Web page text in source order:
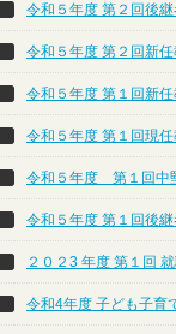
令和５年度 第２回後継
令和５年度 第２回新
令和５年度 第１回新
令和５年度 第１回現任
令和５年度 第１回中
令和５年度 第１回後継
２０２3 年度 第１回
令和4年度 子ども子育